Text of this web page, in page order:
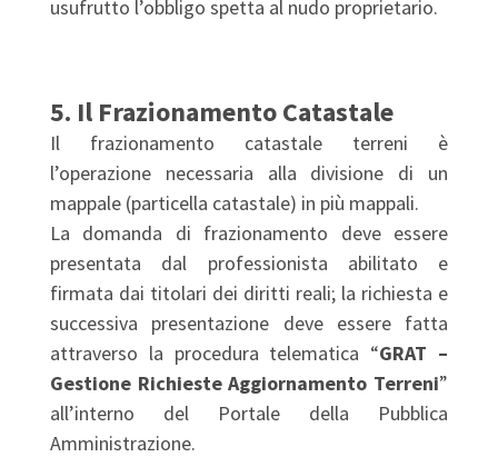
usufrutto l’obbligo spetta al nudo proprietario.
5. Il Frazionamento Catastale
Il frazionamento catastale terreni è
l’operazione necessaria alla divisione di un
mappale (particella catastale) in più mappali.
La domanda di frazionamento deve essere
presentata dal professionista abilitato e
firmata dai titolari dei diritti reali; la richiesta e
successiva presentazione deve essere fatta
attraverso la procedura telematica “GRAT –
Gestione Richieste Aggiornamento Terreni”
all’interno del Portale della Pubblica
Amministrazione.